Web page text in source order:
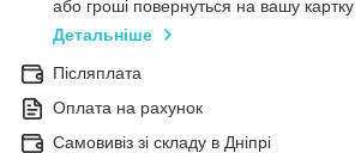
або гроші повернуться на вашу картку
Детальніше
Післяплата
Оплата на рахунок
Самовивіз зі складу в Дніпрі